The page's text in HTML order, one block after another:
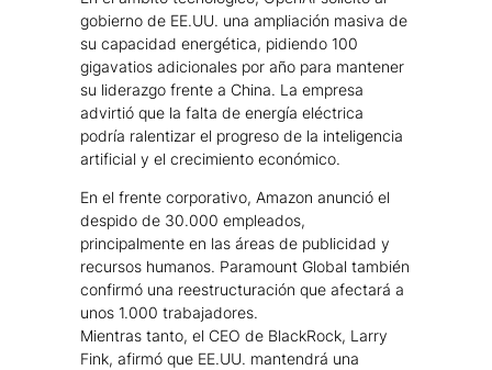
gobierno de EE.UU. una ampliación masiva de
su capacidad energética, pidiendo 100
gigavatios adicionales por año para mantener
su liderazgo frente a China. La empresa
advirtió que la falta de energía eléctrica
podría ralentizar el progreso de la inteligencia
artificial y el crecimiento económico.
En el frente corporativo, Amazon anunció el
despido de 30.000 empleados,
principalmente en las áreas de publicidad y
recursos humanos. Paramount Global también
confirmó una reestructuración que afectará a
unos 1.000 trabajadores.
Mientras tanto, el CEO de BlackRock, Larry
Fink, afirmó que EE.UU. mantendrá una